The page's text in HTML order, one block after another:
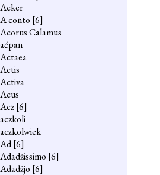
Acker
A conto [6]
Acorus Calamus
aćpan
Actaea
Actis
Activa
Acus
Acz[6]
aczkoli
aczkolwiek
Ad[6]
Adadżissimo [6]
Adadżjo [6]